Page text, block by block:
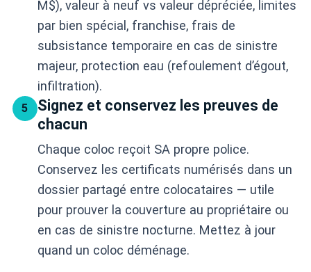
M$), valeur à neuf vs valeur dépréciée, limites
par bien spécial, franchise, frais de
subsistance temporaire en cas de sinistre
majeur, protection eau (refoulement d’égout,
infiltration).
5
Signez et conservez les preuves de
chacun
Chaque coloc reçoit SA propre police.
Conservez les certificats numérisés dans un
dossier partagé entre colocataires — utile
pour prouver la couverture au propriétaire ou
en cas de sinistre nocturne. Mettez à jour
quand un coloc déménage.